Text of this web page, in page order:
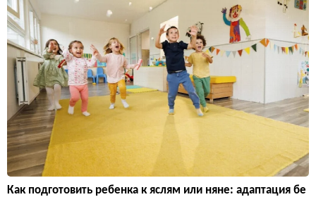
Как подготовить ребенка к яслям или няне: адаптация бе